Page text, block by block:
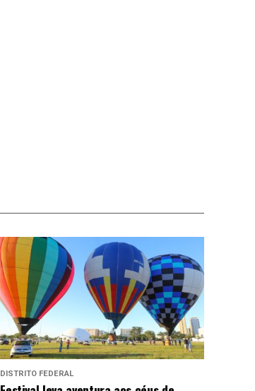
DISTRITO FEDERAL